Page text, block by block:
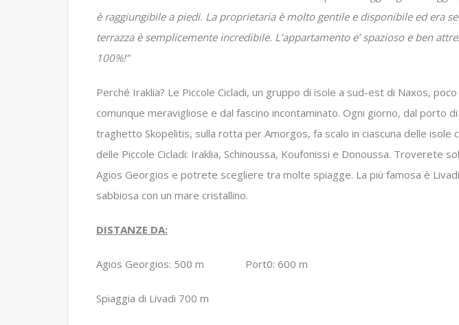
è raggiungibile a piedi. La proprietaria è molto gentile e disponibile ed era
terrazza è semplicemente incredibile. L’appartamento e’ spazioso e ben
100%!”
Perché Iraklia? Le Piccole Cicladi, un gruppo di isole a sud-est di Naxos,
comunque meravigliose e dal fascino incontaminato. Ogni giorno, dal porto
traghetto Skopelitis, sulla rotta per Amorgos, fa scalo in ciascuna delle isole
delle Piccole Cicladi: Iraklia, Schinoussa, Koufonissi e Donoussa. Troverete
Agios Georgios e potrete scegliere tra molte spiagge. La più famosa è
sabbiosa con un mare cristallino.
DISTANZE DA:
Agios Georgios: 500 m Port0: 600 m
Spiaggia di Livadi 700 m